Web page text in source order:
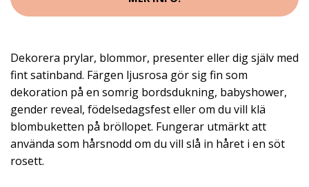
Dekorera prylar, blommor, presenter eller dig själv med
fint satinband. Färgen ljusrosa gör sig fin som
dekoration på en somrig bordsdukning, babyshower,
gender reveal, födelsedagsfest eller om du vill klä
blombuketten på bröllopet. Fungerar utmärkt att
använda som hårsnodd om du vill slå in håret i en söt
rosett.